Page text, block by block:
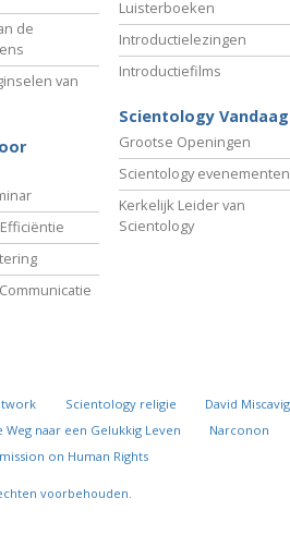
de
van
Luisterboeken
Introductielezingen
Introductiefilms
Scientology Vandaag
Grootse Openingen
Scientology evenementen
Kerkelijk Leider van
Scientology
Scientology religie David
Weg naar een Gelukkig Leven Narconon
on Human Rights
voorbehouden.